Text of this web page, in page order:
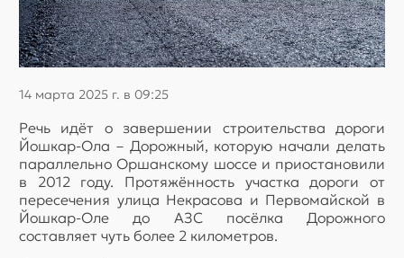
14 марта 2025 г. в 09:25
Речь идёт о завершении строительства дороги
Йошкар-Ола – Дорожный, которую начали делать
параллельно Оршанскому шоссе и приостановили
в 2012 году. Протяжённость участка дороги от
пересечения улица Некрасова и Первомайской в
Йошкар-Оле до АЗС посёлка Дорожного
составляет чуть более 2 километров.